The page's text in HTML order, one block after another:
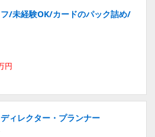
/未経験OK/カードのパック詰め/
円
ィレクター・プランナー